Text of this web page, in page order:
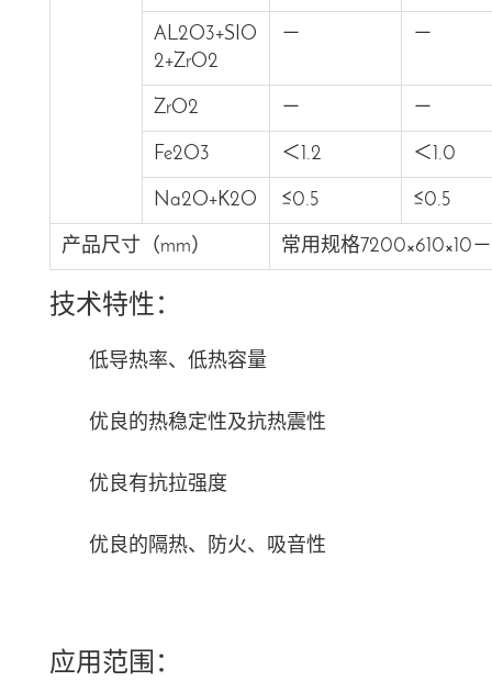
AL2O3+SIO
2+ZrO2
－ －
ZrO2 － －
Fe2O3 ＜1.2 ＜1.0
Na2O+K2O ≤0.5 ≤0.5
产品尺寸（mm） 常用规格7200×610×10
技术特性：
低导热率、低热容量
优良的热稳定性及抗热震性
优良有抗拉强度
优良的隔热、防火、吸音性
应用范围：